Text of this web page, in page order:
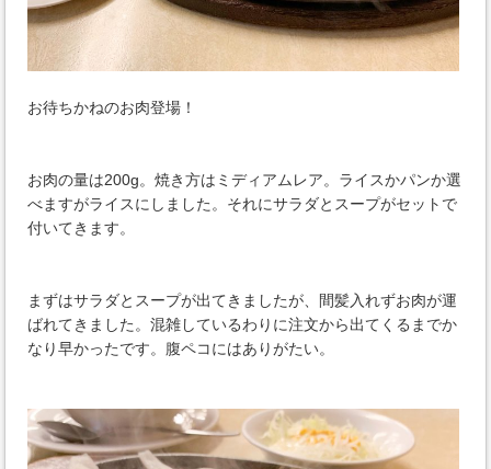
お待ちかねのお肉登場！
お肉の量は200g。焼き方はミディアムレア。ライスかパンか選
べますがライスにしました。それにサラダとスープがセットで
付いてきます。
まずはサラダとスープが出てきましたが、間髪入れずお肉が運
ばれてきました。混雑しているわりに注文から出てくるまでか
なり早かったです。腹ペコにはありがたい。